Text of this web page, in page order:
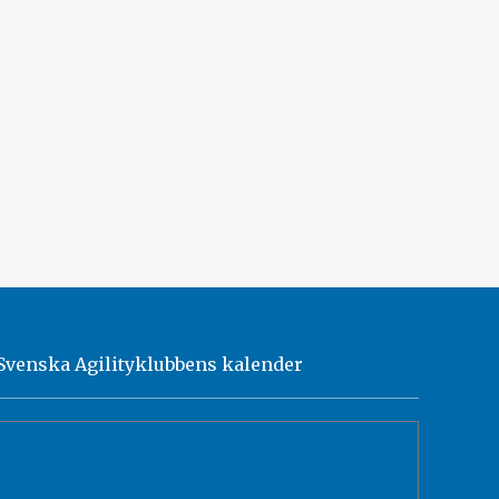
Agilityklubbens kalender